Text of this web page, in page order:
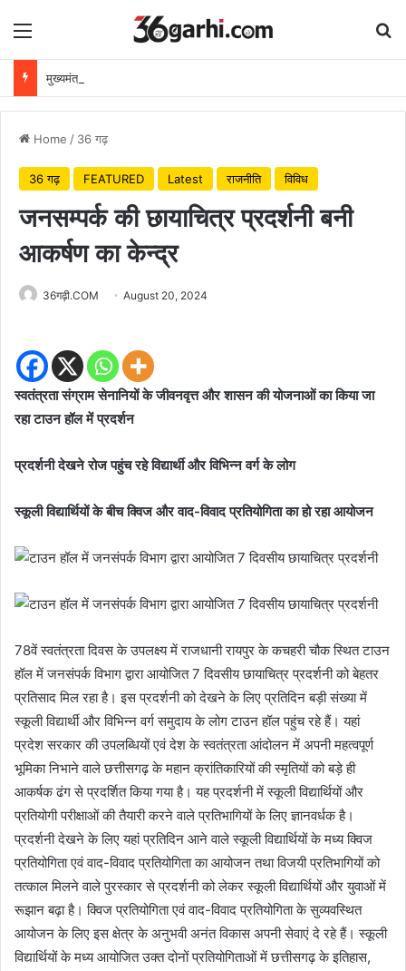
Menu
Home / 36 गढ़
36 गढ़ FEATURED Latest राजनीति विविध
जनसम्पर्क की छायाचित्र प्रदर्शनी बनी
आकर्षण का केन्द्र
36गढ़ी.COM August 20, 2024
स्वतंत्रता संग्राम सेनानियों के जीवनवृत्त और शासन की योजनाओं का किया जा
रहा टाउन हॉल में प्रदर्शन
प्रदर्शनी देखने रोज पहुंच रहे विद्यार्थी और विभिन्न वर्ग के लोग
स्कूली विद्यार्थियों के बीच क्विज और वाद-विवाद प्रतियोगिता का हो रहा आयोजन
78वें स्वतंत्रता दिवस के उपलक्ष्य में राजधानी रायपुर के कचहरी चौक स्थित टाउन
हॉल में जनसंपर्क विभाग द्वारा आयोजित 7 दिवसीय छायाचित्र प्रदर्शनी को बेहतर
प्रतिसाद मिल रहा है। इस प्रदर्शनी को देखने के लिए प्रतिदिन बड़ी संख्या में
स्कूली विद्यार्थी और विभिन्न वर्ग समुदाय के लोग टाउन हॉल पहुंच रहे हैं। यहां
प्रदेश सरकार की उपलब्धियों एवं देश के स्वतंत्रता आंदोलन में अपनी महत्वपूर्ण
भूमिका निभाने वाले छत्तीसगढ़ के महान क्रांतिकारियों की स्मृतियों को बड़े ही
आकर्षक ढंग से प्रदर्शित किया गया है। यह प्रदर्शनी में स्कूली विद्यार्थियों और
प्रतियोगी परीक्षाओं की तैयारी करने वाले प्रतिभागियों के लिए ज्ञानवर्धक है।
प्रदर्शनी देखने के लिए यहां प्रतिदिन आने वाले स्कूली विद्यार्थियों के मध्य क्विज
प्रतियोगिता एवं वाद-विवाद प्रतियोगिता का आयोजन तथा विजयी प्रतिभागियों को
तत्काल मिलने वाले पुरस्कार से प्रदर्शनी को लेकर स्कूली विद्यार्थियों और युवाओं में
रूझान बढ़ा है। क्विज प्रतियोगिता एवं वाद-विवाद प्रतियोगिता के सुव्यवस्थित
आयोजन के लिए इस क्षेत्र के अनुभवी अनंत विकास अपनी सेवाएं दे रहे हैं। स्कूली
विद्यार्थियों के मध्य आयोजित उक्त दोनों प्रतियोगिताओं में छत्तीसगढ़ के इतिहास,